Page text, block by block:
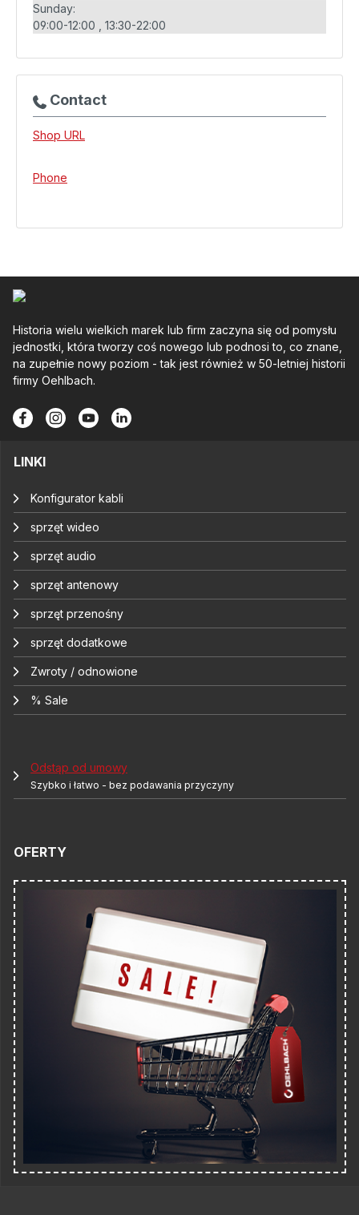
Sunday:
09:00-12:00
13:30-22:00
Contact
Shop URL
Phone
Historia wielu wielkich marek lub firm zaczyna się od pomysłu
jednostki, która tworzy coś nowego lub podnosi to, co znane,
na zupełnie nowy poziom - tak jest również w 50-letniej historii
firmy Oehlbach.
LINKI
Konfigurator kabli
sprzęt wideo
sprzęt audio
sprzęt antenowy
sprzęt przenośny
sprzęt dodatkowe
Zwroty / odnowione
% Sale
Odstąp od umowy
Szybko i łatwo - bez podawania przyczyny
OFERTY